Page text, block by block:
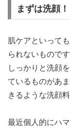
まずは洗顔！
肌ケアといって
られないもので
しっかりと洗顔
ているものがあ
きるような洗顔
最近個人的にハ